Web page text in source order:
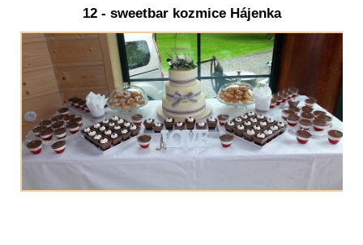
12 - sweetbar kozmice Hájenka